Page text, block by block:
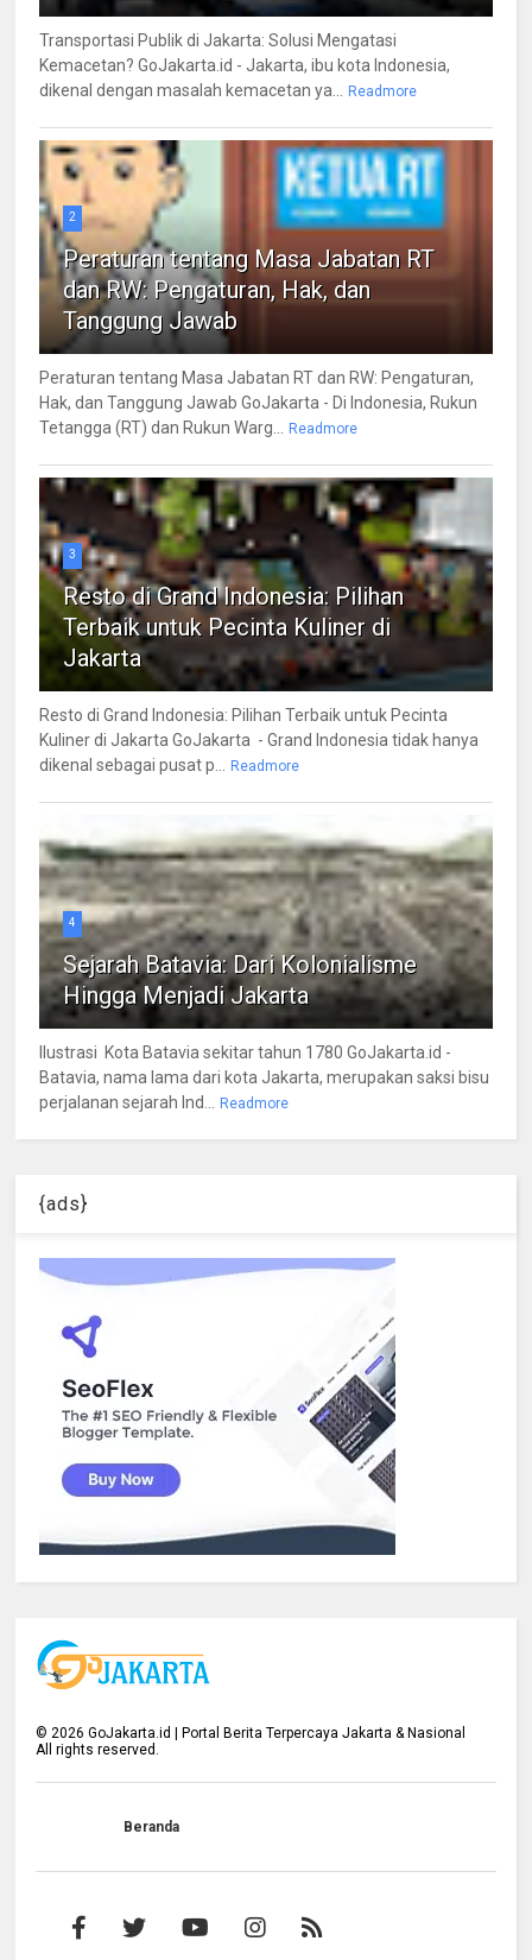
Transportasi Publik di Jakarta: Solusi Mengatasi
Kemacetan? GoJakarta.id - Jakarta, ibu kota Indonesia,
dikenal dengan masalah kemacetan ya... Readmore
2
Peraturan tentang Masa Jabatan RT
dan RW: Pengaturan, Hak, dan
Tanggung Jawab
Peraturan tentang Masa Jabatan RT dan RW: Pengaturan,
Hak, dan Tanggung Jawab GoJakarta - Di Indonesia, Rukun
Tetangga (RT) dan Rukun Warg... Readmore
3
Resto di Grand Indonesia: Pilihan
Terbaik untuk Pecinta Kuliner di
Jakarta
Resto di Grand Indonesia: Pilihan Terbaik untuk Pecinta
Kuliner di Jakarta GoJakarta - Grand Indonesia tidak hanya
dikenal sebagai pusat p... Readmore
4
Sejarah Batavia: Dari Kolonialisme
Hingga Menjadi Jakarta
Ilustrasi Kota Batavia sekitar tahun 1780 GoJakarta.id -
Batavia, nama lama dari kota Jakarta, merupakan saksi bisu
perjalanan sejarah Ind... Readmore
{ads}
©2026 GoJakarta.id | Portal Berita Terpercaya Jakarta & Nasional
All rights reserved.
Beranda